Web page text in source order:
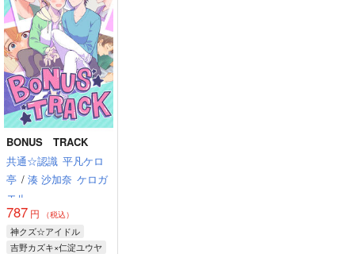
BONUS TRACK
共通☆認識 平凡ケロ
亭 / 湊 沙加奈 ケロガ
エル
787 円 （税込）
神クズ☆アイドル
吉野カズキ×仁淀ユウヤ